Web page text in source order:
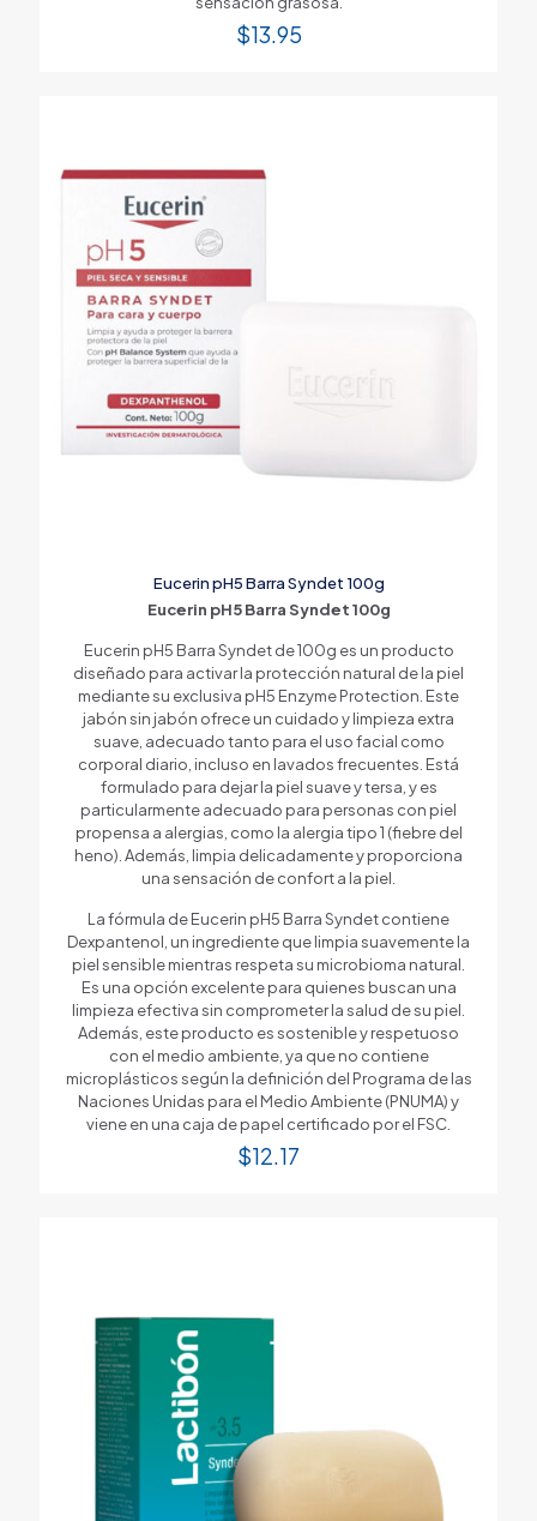
$13.95
Eucerin pH5 Barra Syndet 100g
Eucerin pH5 Barra Syndet 100g
Eucerin pH5 Barra Syndet de 100g es un producto
diseñado para activar la protección natural de la piel
mediante su exclusiva pH5 Enzyme Protection. Este
jabón sin jabón ofrece un cuidado y limpieza extra
suave, adecuado tanto para el uso facial como
corporal diario, incluso en lavados frecuentes. Está
formulado para dejar la piel suave y tersa, y es
particularmente adecuado para personas con piel
propensa a alergias, como la alergia tipo 1 (fiebre del
heno). Además, limpia delicadamente y proporciona
una sensación de confort a la piel.
La fórmula de Eucerin pH5 Barra Syndet contiene
Dexpantenol, un ingrediente que limpia suavemente la
piel sensible mientras respeta su microbioma natural.
Es una opción excelente para quienes buscan una
limpieza efectiva sin comprometer la salud de su piel.
Además, este producto es sostenible y respetuoso
con el medio ambiente, ya que no contiene
microplásticos según la definición del Programa de las
Naciones Unidas para el Medio Ambiente (PNUMA) y
viene en una caja de papel certificado por el FSC.
$12.17